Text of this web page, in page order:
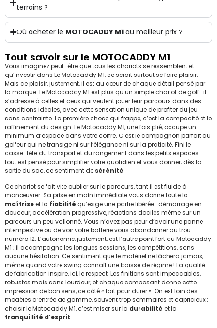
terrains ?
Où acheter le MOTOCADDY M1 au meilleur prix ?
Tout savoir sur le MOTOCADDY M1
Vous imaginez peut-être que tous les chariots se ressemblent et
qu’investir dans Le Motocaddy M1, ce serait surtout se faire plaisir.
Mais ce plaisir, justement, il est au cœur de chaque détail pensé par
la marque. Le Motocaddy M1 est plus qu’un simple chariot de golf ; il
s’adresse à celles et ceux qui veulent jouer leur parcours dans des
conditions idéales, avec cette sensation unique de profiter du jeu
sans contrainte. La première chose qui frappe, c’est la compacité et le
raffinement du design. Le Motocaddy M1, une fois plié, occupe un
minimum d’espace dans votre coffre. C’est le compagnon parfait du
golfeur qui ne transige ni sur l’élégance ni sur la praticité. Fini le
casse-tête du transport et du rangement dans les petits espaces :
tout est pensé pour simplifier votre quotidien et vous donner, dès la
sortie du sac, ce sentiment de sérénité.
Ce chariot se fait vite oublier sur le parcours, tant il est fluide à
manœuvrer. Sa prise en main immédiate vous donne toute la
maîtriseet la fiabilité qu’exige une partie libérée : démarrage en
douceur, accélération progressive, réactions dociles même sur un
parcours un peu vallonné. Vous n’avez pas peur d’avoir une panne
intempestive ou de voir votre batterie vous abandonner au trou
numéro 12. L’autonomie, justement, est l’autre point fort du Motocaddy
M1 ; il accompagne les longues sessions, les compétitions, sans
aucune hésitation. Ce sentiment que le matériel ne lâchera jamais,
même quand votre swing connaît une baisse de régime ! La qualité
de fabrication inspire, ici, le respect. Les finitions sont impeccables,
robustes mais sans lourdeur, et chaque composant donne cette
impression de bon sens, ce côté « fait pour durer ». On est loin des
modèles d’entrée de gamme, souvent trop sommaires et capricieux :
choisir le Motocaddy M1, c’est miser sur la durabilité et la
tranquillité d’esprit.